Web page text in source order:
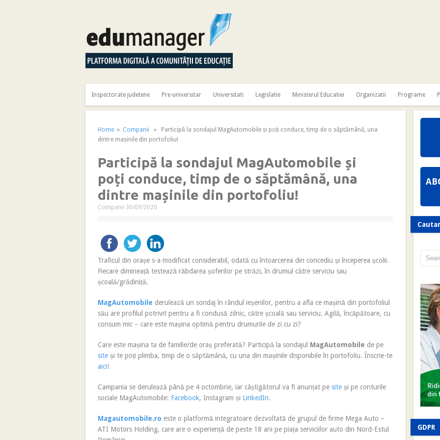
Inspectorate judetene Pre-universitar Universitati Legislatie Ministerul Educatiei Organizatii Programe
Home » Companii » Participă la sondajul MagAutomobile și poți conduce, timp de o săptămână, una
dintre mașinile din portofoliu!
Participă la sondajul MagAutomobile și
poți conduce, timp de o săptămână, una
dintre mașinile din portofoliu!
Companii 30/09/2020
Traficul din orașe s-a modificat considerabil, odată cu întoarcerea din concediu și începerea școlii.
Fiecare dimineață testează răbdarea șoferilor pe străzi, în drumul către serviciu sau
școală/grădiniță.
MagAutomobile derulează un sondaj în rândul ieșenilor, pentru a afla ce mașină din portofoliul
său are profilul potrivit pentru a fi condusă zilnic, către școală sau serviciu. Agilă, încăpătoare, cu
consum mic – care este mașina optimă pentru drumurile de zi cu zi?
Care este mașina ta de familie/de oraș preferată? Participă la sondajul MagAutomobile de pe
site și te poți plimba, timp de o săptămână, cu una din mașinile disponibile în portofoliu. Înscrie-te
aici!
Campania se derulează până pe 4 octombrie, iar câștigătorul va fi anunțat pe site și pe conturile
sociale MagAutomobile: Facebook, Instagram și LinkedIn.
Magautomobile.ro este o platformă integratoare dezvoltată de grupul de firme Mega Auto –
ATI Motors Holding, care are o experiență de peste 18 ani pe piața serviciilor auto din Nord-Estul
GDPR